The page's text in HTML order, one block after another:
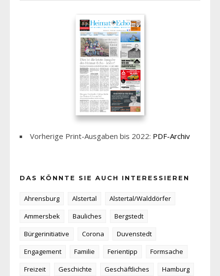
Vorherige Print-Ausgaben bis 2022: PDF-Archiv
DAS KÖNNTE SIE AUCH INTERESSIEREN
Ahrensburg Alstertal
Alstertal/Walddörfer
Ammersbek
Bauliches
Bergstedt
Bürgerinitiative
Corona
Duvenstedt
Engagement
Familie Ferientipp
Formsache
Freizeit
Geschichte Geschäftliches
Hamburg